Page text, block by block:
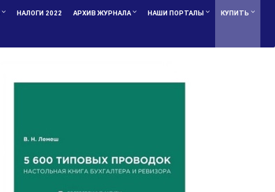
НАЛОГИ 2022 АРХИВ ЖУРНАЛА НАШИ ПОРТАЛЫ КУПИТЬ